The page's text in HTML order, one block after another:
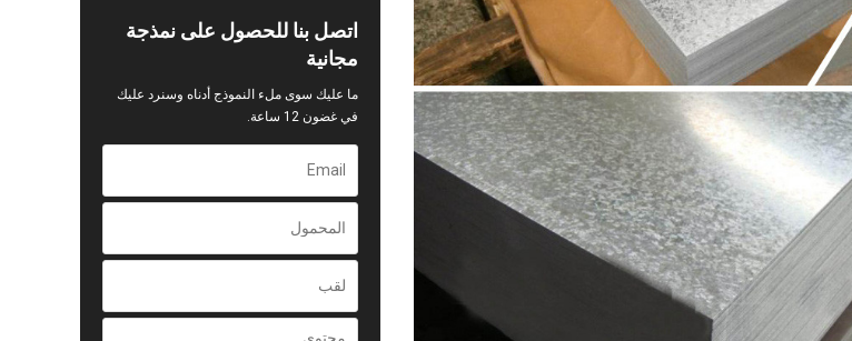
اتصل بنا للحصول على نمذجة
مجانية
ما عليك سوى ملء النموذج أدناه وسنرد عليك
في غضون 12 ساعة.